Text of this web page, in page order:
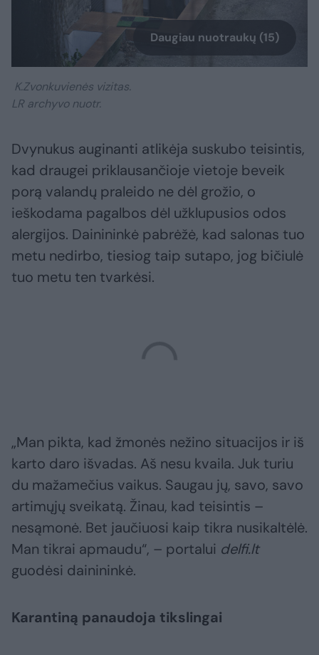
Daugiau nuotraukų (15)
K.Zvonkuvienės vizitas.
LR archyvo nuotr.
Dvynukus auginanti atlikėja suskubo teisintis,
kad draugei priklausančioje vietoje beveik
porą valandų praleido ne dėl grožio, o
ieškodama pagalbos dėl užklupusios odos
alergijos. Dainininkė pabrėžė, kad salonas tuo
metu nedirbo, tiesiog taip sutapo, jog bičiulė
tuo metu ten tvarkėsi.
„Man pikta, kad žmonės nežino situacijos ir iš
karto daro išvadas. Aš nesu kvaila. Juk turiu
du mažamečius vaikus. Saugau jų, savo, savo
artimųjų sveikatą. Žinau, kad teisintis –
nesąmonė. Bet jaučiuosi kaip tikra nusikaltėlė.
Man tikrai apmaudu“, – portalui delfi.lt
guodėsi dainininkė.
Karantiną panaudoja tikslingai